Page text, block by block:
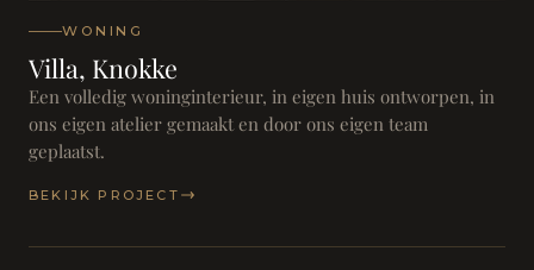
WONING
Villa, Knokke
Een volledig woninginterieur, in eigen huis ontworpen, in
ons eigen atelier gemaakt en door ons eigen team
geplaatst.
BEKIJK PROJECT